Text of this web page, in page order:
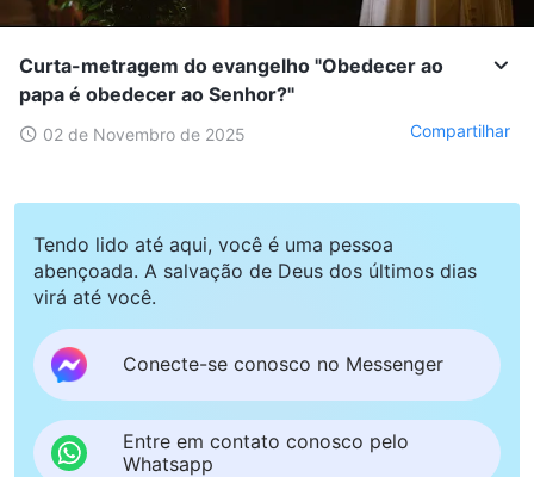
Curta-metragem do evangelho "Obedecer ao
papa é obedecer ao Senhor?"
02 de Novembro de 2025 Compartilhar
Tendo lido até aqui, você é uma pessoa
abençoada. A salvação de Deus dos últimos dias
virá até você.
Conecte-se conosco no Messenger
Entre em contato conosco pelo
Whatsapp